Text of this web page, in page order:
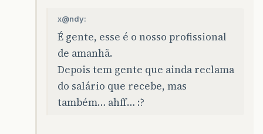
x@ndy:
É gente, esse é o nosso profissional
de amanhã.
Depois tem gente que ainda reclama
do salário que recebe, mas
também… ahff… :?